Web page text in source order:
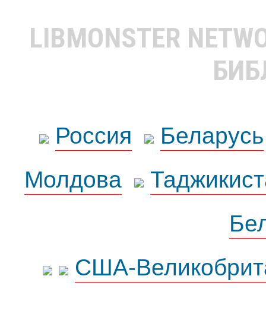
LIBMONSTER
Россия
Беларусь
Молдова
США-